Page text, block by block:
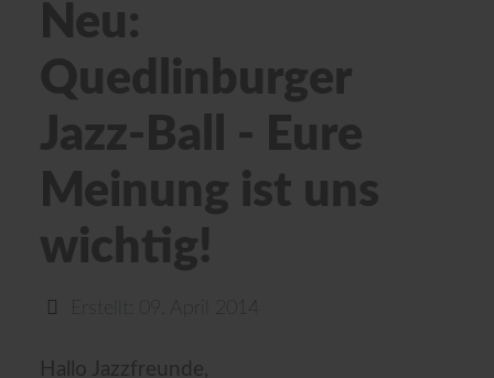
Neu:
Quedlinburger
Jazz-Ball - Eure
Meinung ist uns
wichtig!
Erstellt: 09. April 2014
Hallo Jazzfreunde,